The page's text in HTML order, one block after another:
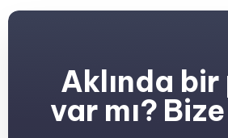
Aklında
var mı?